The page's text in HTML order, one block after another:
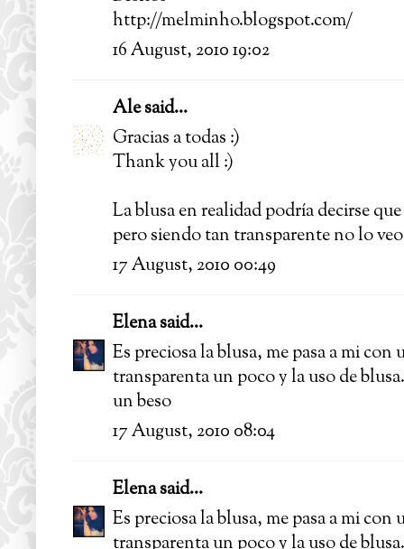
http://melminho.blogspot.com/
16 August, 2010 19:02
Alesaid...
Gracias a todas :)
Thank you all :)
La blusa en realidad podría decirse
pero siendo tan transparente no lo
17 August, 2010 00:49
Elenasaid...
Es preciosa la blusa, me pasa a mi
transparenta un poco y la uso de
un beso
17 August, 2010 08:04
Elenasaid...
Es preciosa la blusa, me pasa a mi